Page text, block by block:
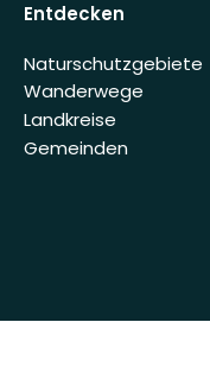
Entdecken
Naturschutzgebiete
Wanderwege
Landkreise
Gemeinden